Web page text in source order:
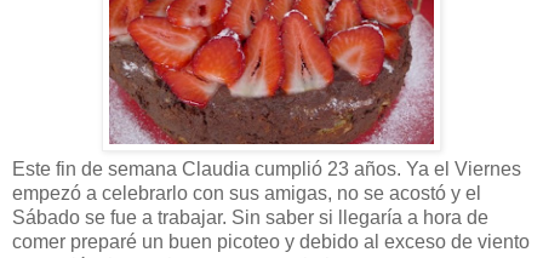
Este fin de semana Claudia cumplió 23 años. Ya el Viernes
empezó a celebrarlo con sus amigas, no se acostó y el
Sábado se fue a trabajar. Sin saber si llegaría a hora de
comer preparé un buen picoteo y debido al exceso de viento